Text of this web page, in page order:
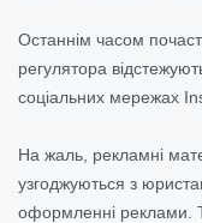
Останнім часом
регулятора
соціальних мережах
На жаль, рекламні
узгоджуються з
оформленні реклами.